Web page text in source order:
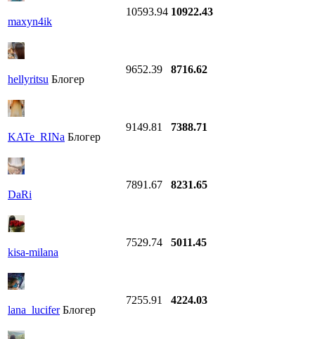
maxyn4ik
10593.94 10922.43
hellyritsu Блогер
9652.39 8716.62
KATe_RINa Блогер
9149.81 7388.71
DaRi
7891.67 8231.65
kisa-milana
7529.74 5011.45
lana_lucifer Блогер
7255.91 4224.03